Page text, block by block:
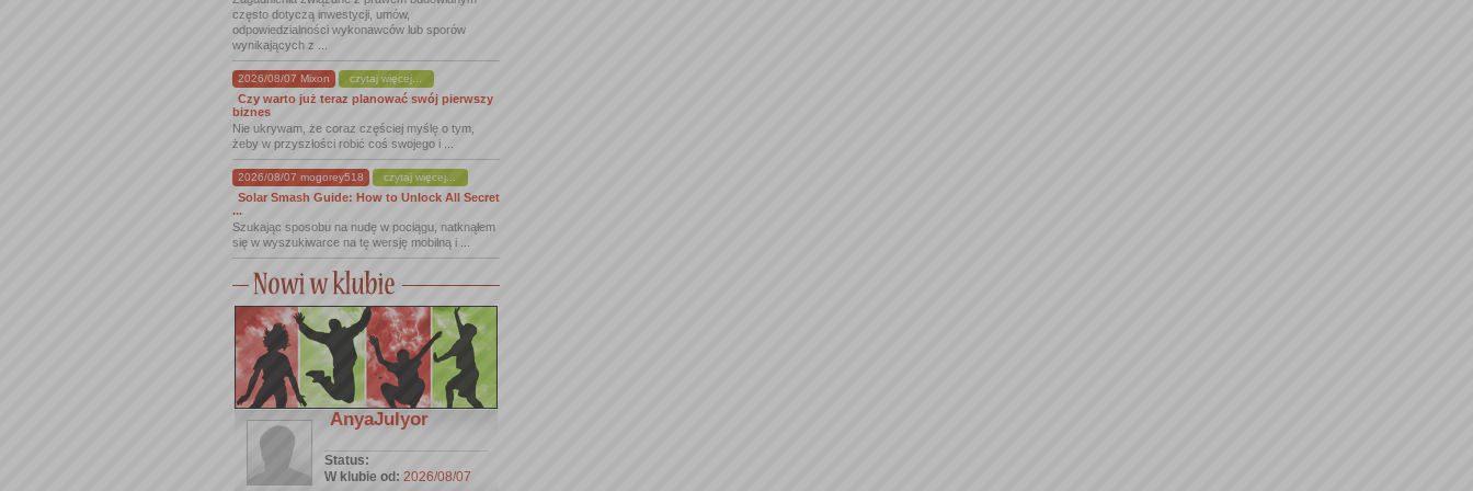
często dotyczą inwestycji, umów,
odpowiedzialności wykonawców lub sporów
wynikających z ...
2026/08/07 Mixon czytaj więcej...
Czy warto już teraz planować swój pierwszy
biznes
Nie ukrywam, że coraz częściej myślę o tym,
żeby w przyszłości robić coś swojego i ...
2026/08/07 mogorey518 czytaj więcej...
Solar Smash Guide: How to Unlock All Secret
...
Szukając sposobu na nudę w pociągu, natknąłem
się w wyszukiwarce na tę wersję mobilną i ...
AnyaJulyor
Status:
W klubie od: 2026/08/07